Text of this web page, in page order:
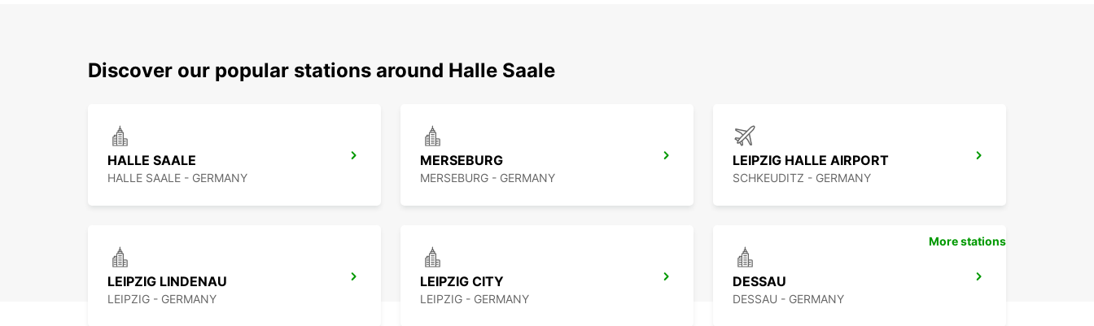
Discover our popular stations around Halle Saale
HALLE SAALE
HALLE SAALE - GERMANY
MERSEBURG
MERSEBURG - GERMANY
LEIPZIG HALLE AIRPORT
SCHKEUDITZ - GERMANY
LEIPZIG LINDENAU
LEIPZIG - GERMANY
LEIPZIG CITY
LEIPZIG - GERMANY
DESSAU
DESSAU - GERMANY
More stations